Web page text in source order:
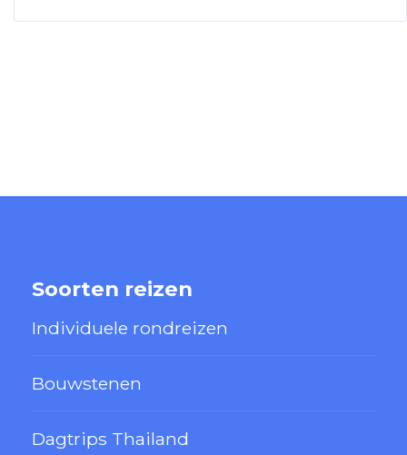
Soorten reizen
Individuele rondreizen
Bouwstenen
Dagtrips Thailand